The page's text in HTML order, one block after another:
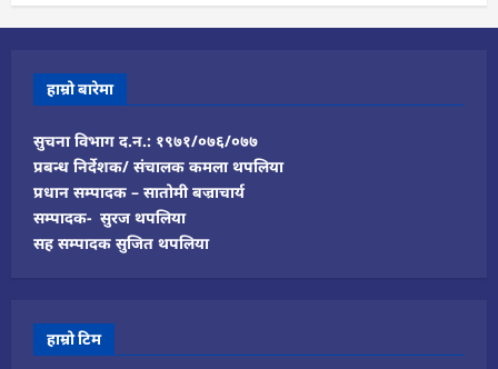
हाम्रो बारेमा
सुचना विभाग द.न.: १९७१/०७६/०७७
प्रबन्ध निर्देशक/ संचालक कमला थपलिया
प्रधान सम्पादक – सातोमी बज्राचार्य
सम्पादक- सुरज थपलिया
सह सम्पादक सुजित थपलिया
हाम्रो टिम